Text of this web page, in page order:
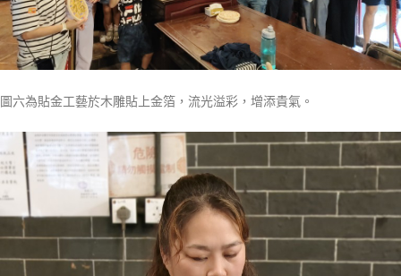
圖六為貼金工藝於木雕貼上金箔，流光溢彩，增添貴氣。